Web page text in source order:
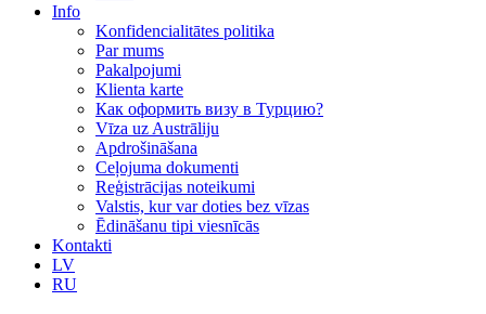
Info
Konfidencialitātes politika
Par mums
Рakalpojumi
Klienta karte
Как оформить визу в Турцию?
Vīza uz Austrāliju
Apdrošināšana
Ceļojuma dokumenti
Reģistrācijas noteikumi
Valstis, kur var doties bez vīzas
Ēdināšanu tipi viesnīcās
Kontakti
LV
RU